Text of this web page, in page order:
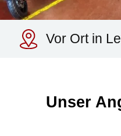
Vor Ort in
Unser